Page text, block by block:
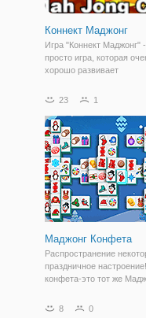
Коннект Маджонг
Игра "Коннект Маджонг"
просто игра, которая
хорошо развивает
Она позволит вам
выдержку. Это самый
современный и
маджонга,
23 1
Маджонг Конфета
Распространение
праздничное
конфета-это тот же
с зимним визуальные
8 0